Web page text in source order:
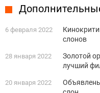
6 февраля 2022
слонов
28 января 2022
Золотой
лучший
20 января 2022